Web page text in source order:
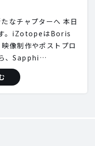
なチャプターへ 本日
す。iZotopeはBoris
像制作やポストプロ
、Sapphi…